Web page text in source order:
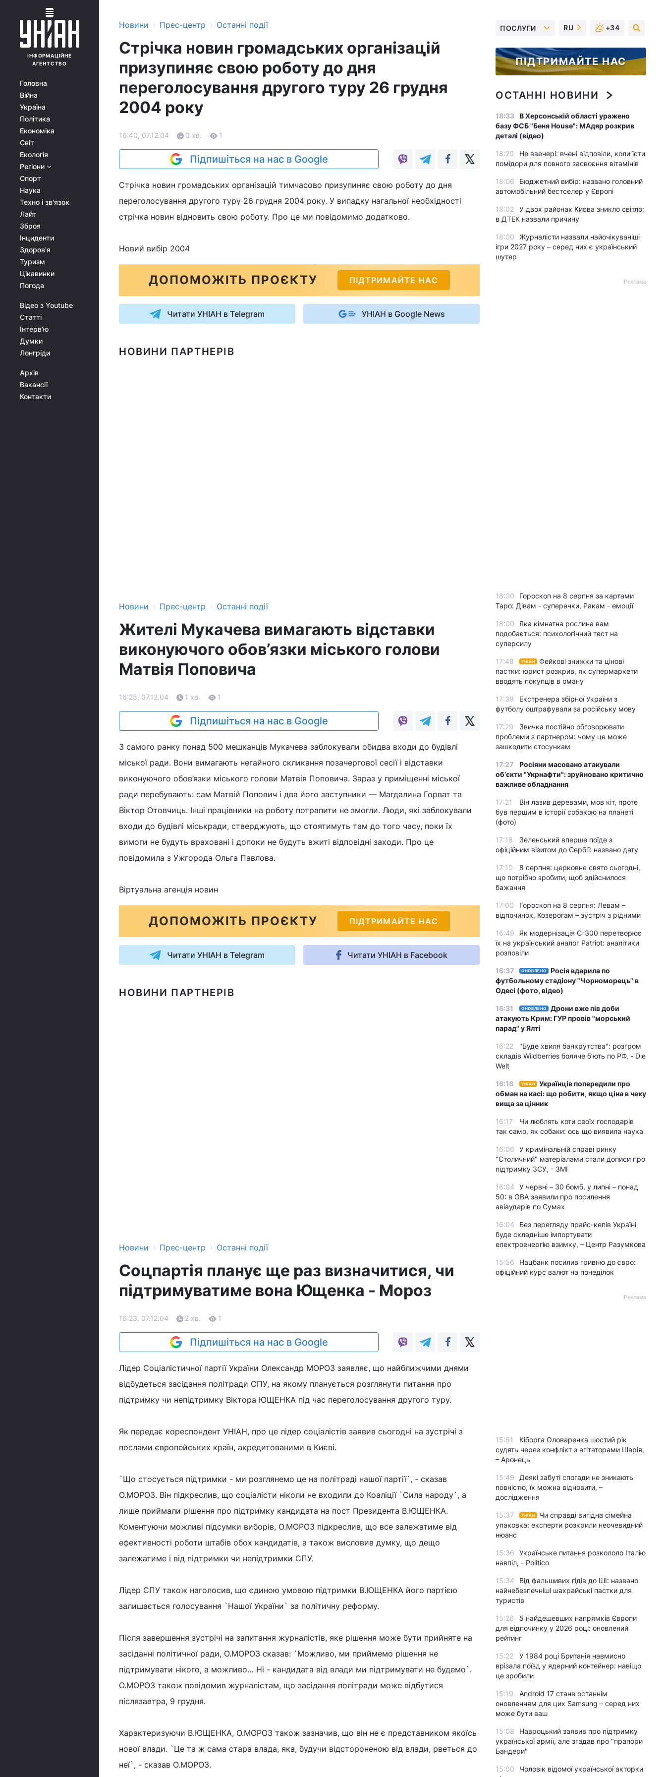
ІНФОРМАЦІЙНЕ
АГЕНТСТВО
Головна
Війна
Україна
Політика
Економіка
Світ
Екологія
Регіони
Спорт
Наука
Техно і зв'язок
Лайт
Зброя
Інциденти
Здоров'я
Туризм
Цікавинки
Погода
Відео з Youtube
Статті
Інтерв'ю
Думки
Лонгріди
Архів
Вакансії
Контакти
Новини › Прес-центр › Останні події
Стрічка новин громадських організацій
призупиняє свою роботу до дня
переголосування другого туру 26 грудня
2004 року
16:40, 07.12.04 0 хв. 1
Підпишіться на нас в Google
Стрічка новин громадських організацій тимчасово призупиняє свою роботу до дня
переголосування другого туру 26 грудня 2004 року. У випадку нагальної необхідності
стрічка новин відновить свою роботу. Про це ми повідомимо додатково.
Новий вибір 2004
ДОПОМОЖІТЬ ПРОЄКТУ ПІДТРИМАЙТЕ НАС
Читати УНІАН в Telegram УНІАН в Google News
НОВИНИ ПАРТНЕРІВ
Новини › Прес-центр › Останні події
Жителі Мукачева вимагають відставки
виконуючого обов’язки міського голови
Матвія Поповича
16:25, 07.12.04 1 хв. 1
Підпишіться на нас в Google
З самого ранку понад 500 мешканців Мукачева заблокували обидва входи до будівлі
міської ради. Вони вимагають негайного скликання позачергової сесії і відставки
виконуючого обов’язки міського голови Матвія Поповича. Зараз у приміщенні міської
ради перебувають: сам Матвій Попович і два його заступники — Магдалина Горват та
Віктор Отовчиць. Інші працівники на роботу потрапити не змогли. Люди, які заблокували
входи до будівлі міськради, стверджують, що стоятимуть там до того часу, поки їх
вимоги не будуть враховані і допоки не будуть вжиті відповідні заходи. Про це
повідомила з Ужгорода Ольга Павлова.
Віртуальна агенція новин
ДОПОМОЖІТЬ ПРОЄКТУ ПІДТРИМАЙТЕ НАС
Читати УНІАН в Telegram Читати УНІАН в Facebook
НОВИНИ ПАРТНЕРІВ
Новини › Прес-центр › Останні події
Соцпартія планує ще раз визначитися, чи
підтримуватиме вона Ющенка - Мороз
16:23, 07.12.04 2 хв. 1
Підпишіться на нас в Google
Лідер Соціалістичної партії України Олександр МОРОЗ заявляє, що найближчими днями
відбудеться засідання політради СПУ, на якому планується розглянути питання про
підтримку чи непідтримку Віктора ЮЩЕНКА під час переголосування другого туру.
Як передає кореспондент УНІАН, про це лідер соціалістів заявив сьогодні на зустрічі з
послами європейських країн, акредитованими в Києві.
`Що стосується підтримки - ми розглянемо це на політраді нашої партії`, - сказав
О.МОРОЗ. Він підкреслив, що соціалісти ніколи не входили до Коаліції `Сила народу`, а
лише приймали рішення про підтримку кандидата на пост Президента В.ЮЩЕНКА.
Коментуючи можливі підсумки виборів, О.МОРОЗ підкреслив, що все залежатиме від
ефективності роботи штабів обох кандидатів, а також висловив думку, що дещо
залежатиме і від підтримки чи непідтримки СПУ.
Лідер СПУ також наголосив, що єдиною умовою підтримки В.ЮЩЕНКА його партією
залишається голосування `Нашої України` за політичну реформу.
Після завершення зустрічі на запитання журналістів, яке рішення може бути прийняте на
засіданні політичної ради, О.МОРОЗ сказав: `Можливо, ми приймемо рішення не
підтримувати нікого, а можливо… Ні - кандидата від влади ми підтримувати не будемо`.
О.МОРОЗ також повідомив журналістам, що засідання політради може відбутися
післязавтра, 9 грудня.
Характеризуючи В.ЮЩЕНКА, О.МОРОЗ також зазначив, що він не є представником якоїсь
нової влади. `Це та ж сама стара влада, яка, будучи відстороненою від влади, рветься до
неї`, - сказав О.МОРОЗ.
ПОСЛУГИ RU +34
ПІДТРИМАЙТЕ НАС
ОСТАННІ НОВИНИ
18:33 В Херсонській області уражено
базу ФСБ "Беня House": МАдяр розкрив
деталі (відео)
18:20
Не ввечері: вчені відповіли, коли їсти
помідори для повного засвоєння вітамінів
18:06
Бюджетний вибір: названо головний
автомобільний бестселер у Європі
18:02
У двох районах Києва зникло світло:
в ДТЕК назвали причину
18:00
Журналісти назвали найочікуваніші
ігри 2027 року – серед них є український
шутер
Реклама
18:00
Гороскоп на 8 серпня за картами
Таро: Дівам - суперечки, Ракам - емоції
18:00
Яка кімнатна рослина вам
подобається: психологічний тест на
суперсилу
17:48 УНІАН
Фейкові знижки та цінові
пастки: юрист розкрив, як супермаркети
вводять покупців в оману
17:39
Екстренера збірної України з
футболу оштрафували за російську мову
17:29
Звичка постійно обговорювати
проблеми з партнером: чому це може
зашкодити стосункам
17:27
Росіяни масовано атакували
обʼєкти "Укрнафти": зруйновано критично
важливе обладнання
17:21
Він лазив деревами, мов кіт, проте
був першим в історії собакою на планеті
(фото)
17:18
Зеленський вперше поїде з
офіційним візитом до Сербії: названо дату
17:10
8 серпня: церковне свято сьогодні,
що потрібно зробити, щоб здійснилося
бажання
17:00
Гороскоп на 8 серпня: Левам –
відпочинок, Козерогам – зустріч з рідними
16:49
Як модернізація С-300 перетворює
їх на український аналог Patriot: аналітики
розповіли
16:37 ОНОВЛЕНО
Росія вдарила по
футбольному стадіону "Чорноморець" в
Одесі (фото, відео)
16:31 ОНОВЛЕНО
Дрони вже пів доби
атакують Крим: ГУР провів "морський
парад" у Ялті
16:22
"Буде хвиля банкрутства": розгром
складів Wildberries боляче бʼють по РФ, - Die
Welt
16:18 УНІАН
Українців попередили про
обман на касі: що робити, якщо ціна в чеку
вища за цінник
16:17
Чи люблять коти своїх господарів
так само, як собаки: ось що виявила наука
16:06
У кримінальній справі ринку
"Столичний" матеріалами стали дописи про
підтримку ЗСУ, - ЗМІ
16:04
У червні – 30 бомб, у липні – понад
50: в ОВА заявили про посилення
авіаударів по Сумах
16:04
Без перегляду прайс-кепів Україні
буде складніше імпортувати
електроенергію взимку, – Центр Разумкова
15:56
Нацбанк посилив гривню до євро:
офіційний курс валют на понеділок
Реклама
15:51
Кіборга Оловаренка шостий рік
судять через конфлікт з агітаторами Шарія,
– Аронець
15:49
Деякі забуті спогади не зникають
повністю, їх можна відновити, –
дослідження
15:37 УНІАН
Чи справді вигідна сімейна
упаковка: експерти розкрили неочевидний
нюанс
15:36
Українське питання розкололо Італію
навпіл, - Politico
15:34
Від фальшивих гідів до ШІ: названо
найнебезпечніші шахрайські пастки для
туристів
15:26
5 найдешевших напрямків Європи
для відпочинку у 2026 році: оновлений
рейтинг
15:22
У 1984 році Британія навмисно
врізала поїзд у ядерний контейнер: навіщо
це зробили
15:19
Android 17 стане останнім
оновленням для цих Samsung – серед них
може бути ваш
15:08
Навроцький заявив про підтримку
української армії, але згадав про "прапори
Бандери"
15:00
Чоловік відомої української акторки